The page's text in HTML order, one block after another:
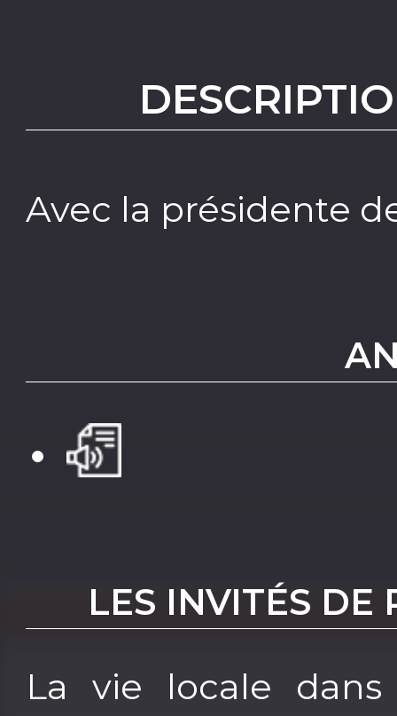
Avec la présidente
LES INVITÉS DE
La vie locale dans